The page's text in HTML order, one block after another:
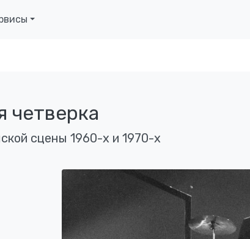
четверка
сцены 1960-х и 1970-х